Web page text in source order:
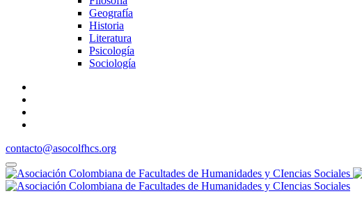
Geografía
Historia
Literatura
Psicología
Sociología
contacto@asocolfhcs.org